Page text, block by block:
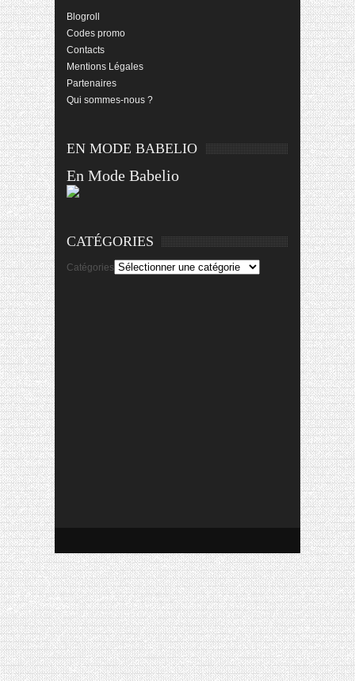
Blogroll
Codes promo
Contacts
Mentions Légales
Partenaires
Qui sommes-nous ?
EN MODE BABELIO
En Mode Babelio
CATÉGORIES
Catégories